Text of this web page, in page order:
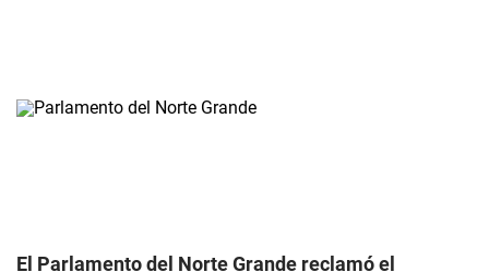
El Parlamento del Norte Grande reclamó el